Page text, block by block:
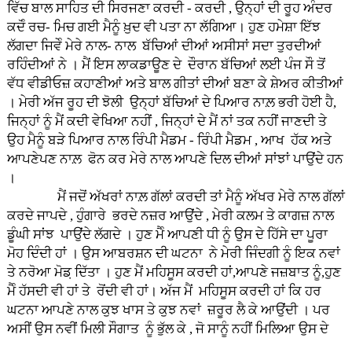
ਵਿੱਚ ਬਾਲ ਸਾਹਿਤ ਦੀ ਸਿਰਜਣਾ ਕਰਦੀ - ਕਰਦੀ , ਉਨ੍ਹਾਂ ਦੀ ਰੂਹ ਅੰਦਰ
ਕਦੋੰ ਰਚ- ਮਿਚ ਗਈ ਮੈਨੂੰ ਖ਼ੁਦ ਵੀ ਪਤਾ ਨਾ ਲੱਗਿਆ। ਹੁਣ ਹਮੇਸ਼ਾ ਇੱਝ
ਲੱਗਦਾ ਜਿਵੇੰ ਮੇਰੇ ਨਾਲ- ਨਾਲ ਬੱਚਿਆਂ ਦੀਆਂ ਅਸੀਸਾਂ ਸਦਾ ਤੁਰਦੀਆਂ
ਰਹਿੰਦੀਆਂ ਨੇ । ਮੈਂ ਇਸ ਲਾਕਡਾਊਣ ਦੇ ਦੌਰਾਨ ਬੱਚਿਆਂ ਲਈ ਪੰਜ ਸੌ ਤੋਂ
ਵੱਧ ਵੀਡੀਓਜ਼ ਕਹਾਣੀਆਂ ਅਤੇ ਬਾਲ ਗੀਤਾਂ ਦੀਆਂ ਬਣਾ ਕੇ ਸ਼ੇਅਰ ਕੀਤੀਆਂ
। ਮੇਰੀ ਅੱਜ ਰੂਹ ਦੀ ਝੋਲੀ ਉਨ੍ਹਾਂ ਬੱਚਿਆਂ ਦੇ ਪਿਆਰ ਨਾਲ਼ ਭਰੀ ਹੋਈ ਹੈ,
ਜਿਨ੍ਹਾਂ ਨੂੰ ਮੈਂ ਕਦੀ ਵੇਖਿਆ ਨਹੀਂ , ਜਿਨ੍ਹਾਂ ਦੇ ਮੈਂ ਨਾਂ ਤਕ ਨਹੀਂ ਜਾਣਦੀ ਤੇ
ਉਹ ਮੈਨੂੰ ਬੜੇ ਪਿਆਰ ਨਾਲ ਰਿੰਪੀ ਮੈਡਮ - ਰਿੰਪੀ ਮੈਡਮ , ਆਖ ਹੱਕ ਅਤੇ
ਆਪਣੇਪਣ ਨਾਲ਼ ਫੋਨ ਕਰ ਮੇਰੇ ਨਾਲ ਆਪਣੇ ਦਿਲ ਦੀਆਂ ਸਾਂਝਾਂ ਪਾਉਂਦੇ ਹਨ
।
ਮੈਂ ਜਦੋਂ ਅੱਖਰਾਂ ਨਾਲ਼ ਗੱਲਾਂ ਕਰਦੀ ਤਾਂ ਮੈਨੂੰ ਅੱਖਰ ਮੇਰੇ ਨਾਲ ਗੱਲਾਂ
ਕਰਦੇ ਜਾਪਦੇ , ਹੁੰਗਾਰੇ ਭਰਦੇ ਨਜ਼ਰ ਆਉਂਦੇ , ਮੇਰੀ ਕਲਮ ਤੇ ਕਾਗਜ਼ ਨਾਲ
ਡੂੰਘੀ ਸਾਂਝ ਪਾਉਂਦੇ ਲੱਗਦੇ । ਹੁਣ ਮੈੰ ਆਪਣੀ ਧੀ ਨੂੰ ਉਸ ਦੇ ਹਿੱਸੇ ਦਾ ਪੂਰਾ
ਮੋਹ ਦਿੰਦੀ ਹਾਂ । ਉਸ ਆਬਰਸ਼ਨ ਦੀ ਘਟਨਾ ਨੇ ਮੇਰੀ ਜਿੰਦਗੀ ਨੂੰ ਇਕ ਨਵਾਂ
ਤੇ ਨਰੋਆ ਮੋਡ਼ ਦਿੱਤਾ । ਹੁਣ ਮੈਂ ਮਹਿਸੂਸ ਕਰਦੀ ਹਾਂ,ਆਪਣੇ ਜਜ਼ਬਾਤ ਨੂੰ,ਹੁਣ
ਮੈੰ ਹੱਸਦੀ ਵੀ ਹਾਂ ਤੇ ਰੋਂਦੀ ਵੀ ਹਾਂ। ਅੱਜ ਮੈਂ ਮਹਿਸੂਸ ਕਰਦੀ ਹਾਂ ਕਿ ਹਰ
ਘਟਨਾ ਆਪਣੇ ਨਾਲ ਕੁਝ ਖਾਸ ਤੇ ਕੁਝ ਨਵਾਂ ਜ਼ਰੂਰ ਲੈ ਕੇ ਆਉਂਦੀ । ਪਰ
ਅਸੀਂ ਉਸ ਨਵੀਂ ਮਿਲੀ ਸੌਗਾਤ ਨੂੰ ਭੁੱਲ ਕੇ , ਜੋ ਸਾਨੂੰ ਨਹੀਂ ਮਿਲਿਆ ਉਸ ਦੇ